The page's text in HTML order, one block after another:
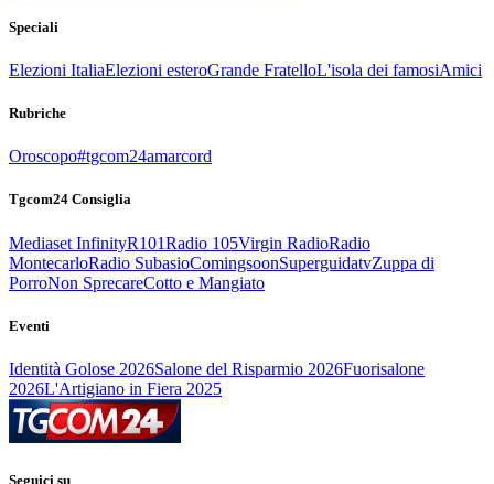
Speciali
Elezioni ItaliaElezioni esteroGrande FratelloL'isola dei famosiAmici
Rubriche
Oroscopo#tgcom24amarcord
Tgcom24 Consiglia
Mediaset InfinityR101Radio 105Virgin RadioRadio
MontecarloRadio SubasioComingsoonSuperguidatvZuppa di
PorroNon SprecareCotto e Mangiato
Eventi
Identità Golose 2026Salone del Risparmio 2026Fuorisalone
2026L'Artigiano in Fiera 2025
Seguici su